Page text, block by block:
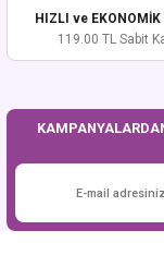
Ürün fiyatı diğer
Bu ürüne benzer
HIZLI ve EKONOMİK
119.00 TL Sabit